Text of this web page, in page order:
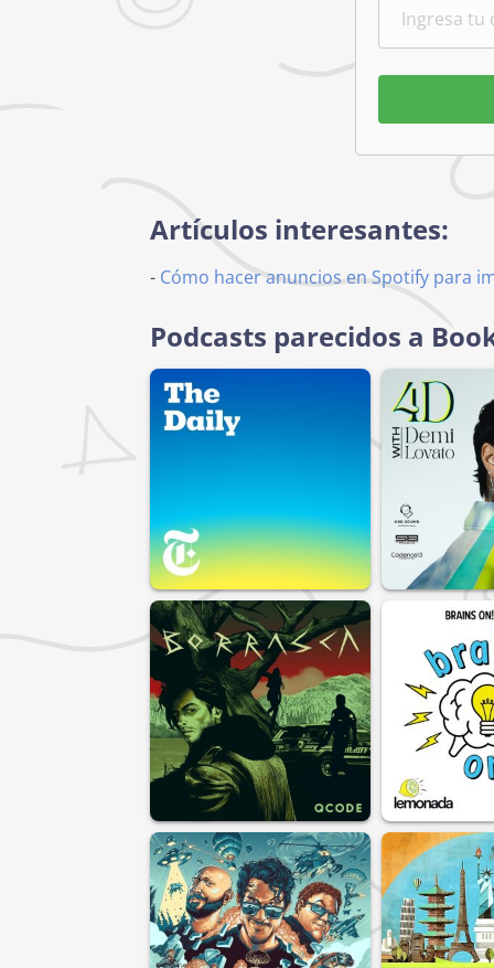
Artículos interesantes:
- Cómo hacer anuncios en Spotify para
Podcasts parecidos a